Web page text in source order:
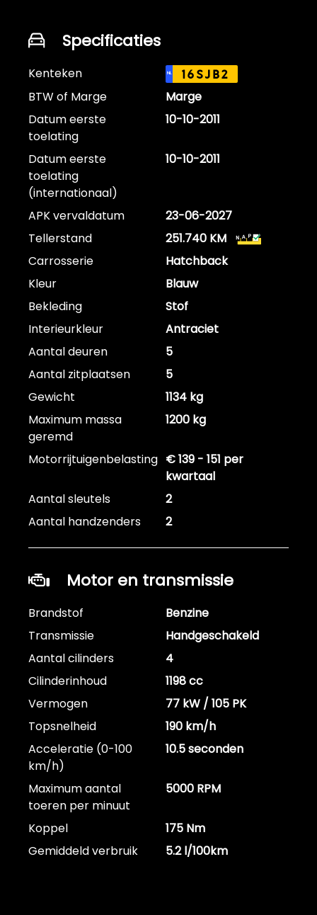
Specificaties
Kenteken NL 16SJB2
BTW of Marge
Marge
Datum eerste
toelating
10-10-2011
Datum eerste
toelating
(internationaal)
10-10-2011
APK vervaldatum
23-06-2027
Tellerstand
251.740 KM
Carrosserie
Hatchback
Kleur
Blauw
Bekleding
Stof
Interieurkleur
Antraciet
Aantal deuren
5
Aantal zitplaatsen
5
Gewicht
1134 kg
Maximum massa
geremd
1200 kg
Motorrijtuigenbelasting € 139 - 151 per
kwartaal
Aantal sleutels
2
Aantal handzenders
2
Motor en transmissie
Brandstof
Benzine
Transmissie
Handgeschakeld
Aantal cilinders
4
Cilinderinhoud
1198 cc
Vermogen
77 kW / 105 PK
Topsnelheid
190 km/h
Acceleratie (0-100
km/h)
10.5 seconden
Maximum aantal
toeren per minuut
5000 RPM
Koppel
175 Nm
Gemiddeld verbruik
5.2 l/100km